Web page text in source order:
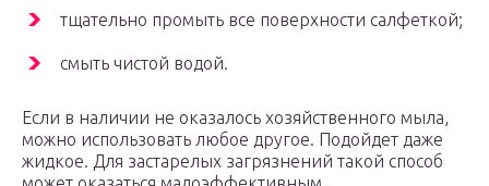
тщательно промыть все поверхности салфеткой;
смыть чистой водой.
Если в наличии не оказалось хозяйственного мыла,
можно использовать любое другое. Подойдет даже
жидкое. Для застарелых загрязнений такой способ